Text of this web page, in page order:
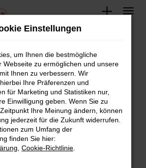
Fahrzeugsuche
Error
Fehler aufgetreten.
Tipps, die dir helfen können:
Firewall und deine
Webseiten, zum Beispiel deine
Einstellungen
um Ihnen die bestmögliche
Webseite zu ermöglichen und unsere
Ihnen zu verbessern. Wir
Ihre Präferenzen und
für Marketing und Statistiken nur,
Einwilligung geben. Wenn Sie zu
Ihre Meinung ändern, können
jederzeit für die Zukunft widerrufen.
zum Umfang der
finden Sie hier:
Cookie-Richtlinie